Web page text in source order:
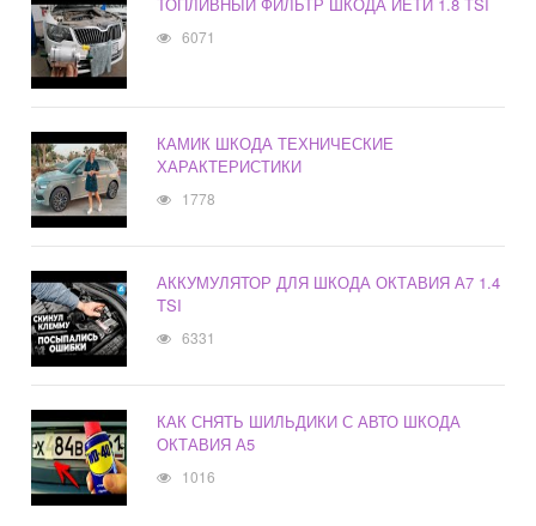
6071
КАМИК ШКОДА ТЕХНИЧЕСКИЕ
ХАРАКТЕРИСТИКИ
1778
АККУМУЛЯТОР ДЛЯ ШКОДА ОКТАВИЯ А7 1.4
TSI
6331
КАК СНЯТЬ ШИЛЬДИКИ С АВТО ШКОДА
ОКТАВИЯ А5
1016